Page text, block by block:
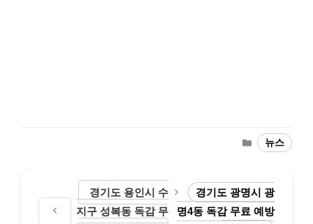
Categories
뉴스
경기도 용인시 수
지구 성복동 독감 무
경기도 광명시 광
명4동 독감 무료 예방